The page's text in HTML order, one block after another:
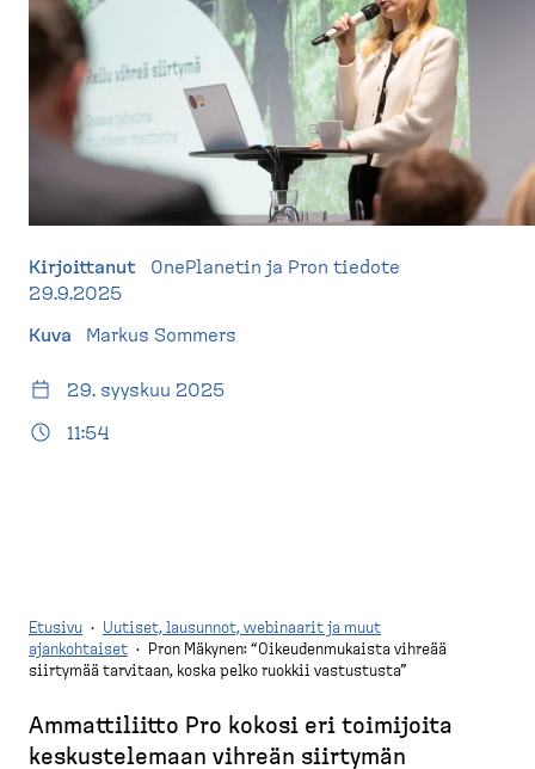
t
i
s
k
t
o
p
)
Kirjoittanut
OnePlanetin ja Pron tiedote
29.9.2025
Kuva Markus Sommers
29. syyskuu 2025
11:54
u
r
Etusivu ·
Uutiset, lausunnot, webinaarit ja muut
ajankohtaiset ·
Pron Mäkynen: “Oikeudenmukaista vihreää
siirtymää tarvitaan, koska pelko ruokkii vastustusta”
​​​​​​​Ammattiliitto Pro kokosi eri toimijoita
keskus­te­lemaan vihreän siirtymän